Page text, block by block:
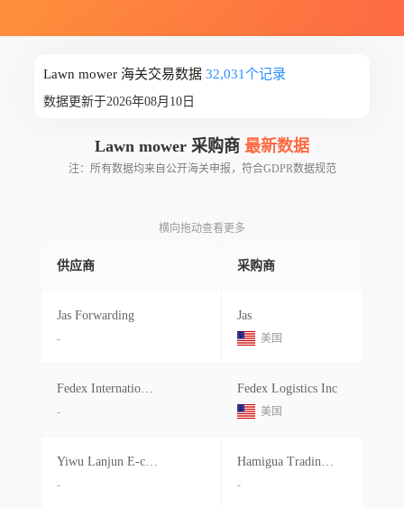
Lawn mower 海关交易数据 32,031个记录
数据更新于2026年08月10日
Lawn mower 采购商 最新数据
注：所有数据均来自公开海关申报，符合GDPR数据规范
横向拖动查看更多
供应商 采购商
Jas Forwarding
-
Jas
美国
Fedex International Freight
-
Fedex Logistics Inc
美国
Yiwu Lanjun E-commerce
-
Hamigua Trading Inc
-